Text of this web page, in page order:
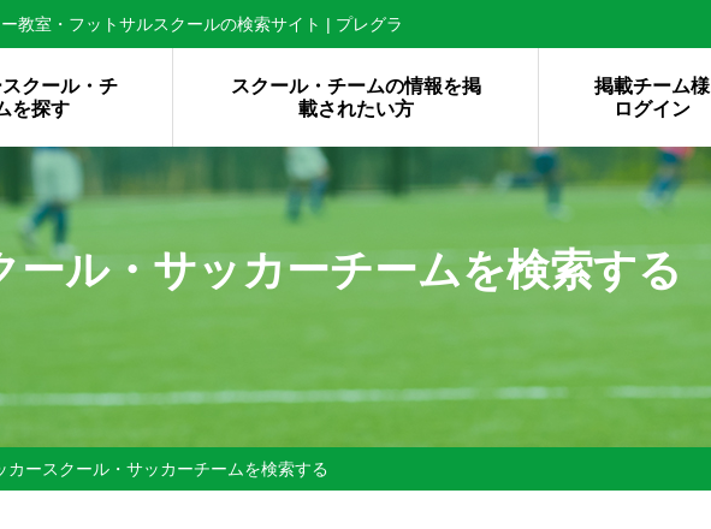
教室・フットサルスクールの検索サイト | プレグラ
クール・チ
を探す
スクール・チームの情報を掲
載されたい方
掲載チーム様
ログイン
ール・サッカーチームを検索する
カースクール・サッカーチームを検索する